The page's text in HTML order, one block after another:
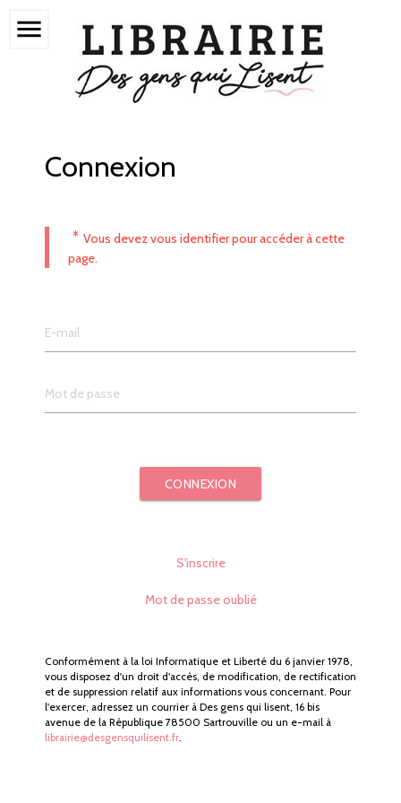
menu
Connexion
* Vous devez vous identifier pour accéder à cette
page.
CONNEXION
S'inscrire
Mot de passe oublié
Conformément à la loi Informatique et Liberté du 6 janvier 1978,
vous disposez d'un droit d'accès, de modification, de rectification
et de suppression relatif aux informations vous concernant. Pour
l'exercer, adressez un courrier à Des gens qui lisent, 16 bis
avenue de la République 78500 Sartrouville ou un e-mail à
librairie@desgensquilisent.fr